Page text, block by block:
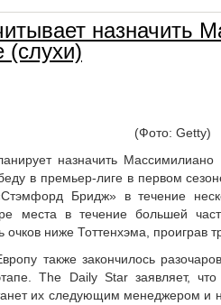
назначить
(слухи)
(Фото: Getty)
назначить
в премьер-лиге в первом
Бридж» в течение
места в течение большей
очков ниже Тоттенхэма, проиграв
также закончилось
The Daily Star заявляет,
их следующим менеджером и